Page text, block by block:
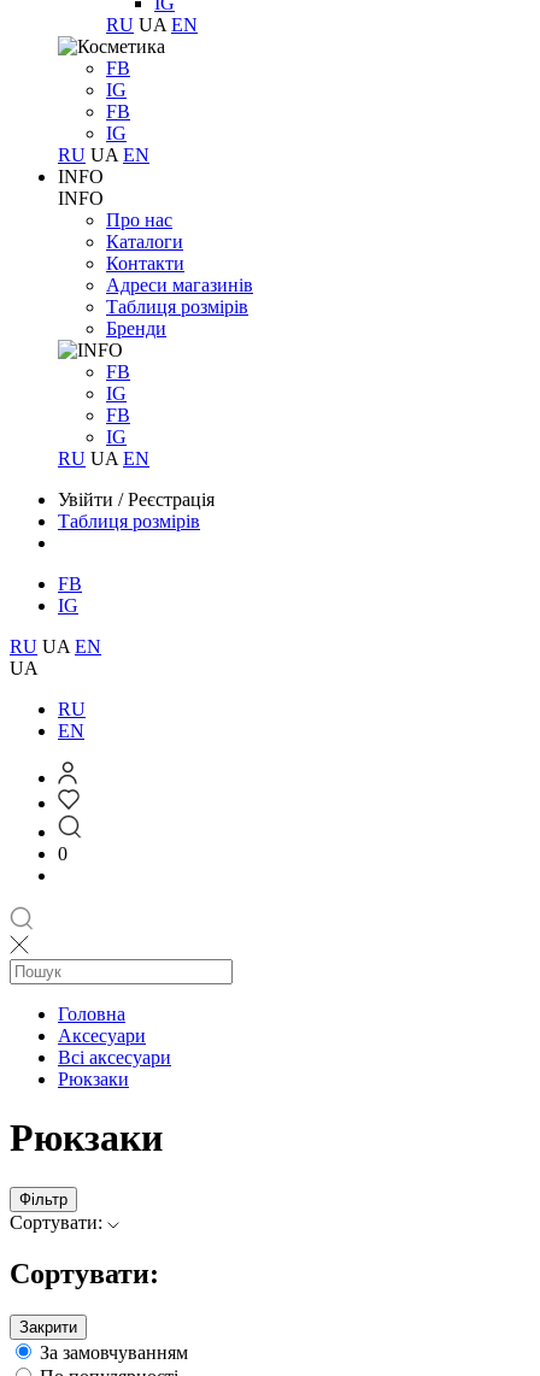
RU UA EN
FB
IG
FB
IG
RU UA EN
INFO
INFO
Про нас
Каталоги
Контакти
Адреси магазинів
Таблиця розмірів
Бренди
FB
IG
FB
IG
RU UA EN
Увійти /Реєстрація
Таблиця розмірів
FB
IG
RU UA EN
UA
RU
EN
0
Головна
Аксесуари
Всі аксесуари
Рюкзаки
Рюкзаки
Фільтр
Сортувати:
Сортувати:
Закрити
За замовчуванням